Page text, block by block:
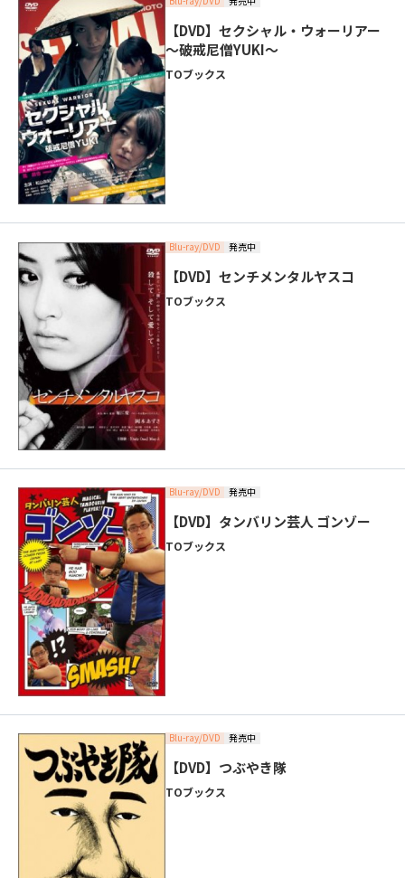
【DVD】セクシャル・ウォーリアー
～破戒尼僧YUKI～
TOブックス
Blu-ray/DVD 発売中
【DVD】センチメンタルヤスコ
TOブックス
Blu-ray/DVD 発売中
【DVD】タンバリン芸人 ゴンゾー
TOブックス
Blu-ray/DVD 発売中
【DVD】つぶやき隊
TOブックス